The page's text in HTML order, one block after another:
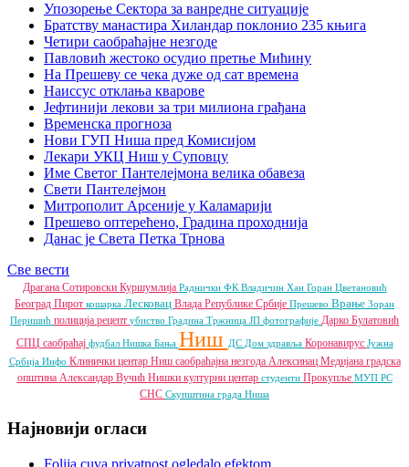
Упозорење Сектора за ванредне ситуације
Братству манастира Хиландар поклонио 235 књига
Четири саобраћајне незгоде
Павловић жестоко осудио претње Мићину
На Прешеву се чека дуже од сат времена
Наиссус отклања кварове
Јефтинији лекови за три милиона грађана
Временска прогноза
Нови ГУП Ниша пред Комисијом
Лекари УКЦ Ниш у Суповцу
Име Светог Пантелејмона велика обавеза
Свети Пантелејмон
Митрополит Арсеније у Каламарији
Прешево оптерећено, Градина проходнија
Данас је Света Петка Трнова
Све вести
Драгана Сотировски Куршумлија Раднички ФК Владичин Хан Горан Цветановић
Београд Пирот кошарка Лесковац Влада Републике Србије Прешево Врање Зоран
Перишић полиција рецепт убиство Градина Тржница ЈП фотографије Дарко Булатовић
СПЦ саобраћај фудбал Нишка Бања Ниш ДС Дом здравља Коронавирус Јужна
Србија Инфо Клинички центар Ниш саобраћајна незгода Алексинац Медијана градска
општина Александар Вучић Нишки културни центар студенти Прокупље МУП РС
СНС Скупштина града Ниша
Најновији огласи
Folija,cuva privatnost ogledalo efektom